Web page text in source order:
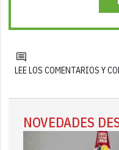
LEE LOS COMENTARIOS Y
NOVEDADES